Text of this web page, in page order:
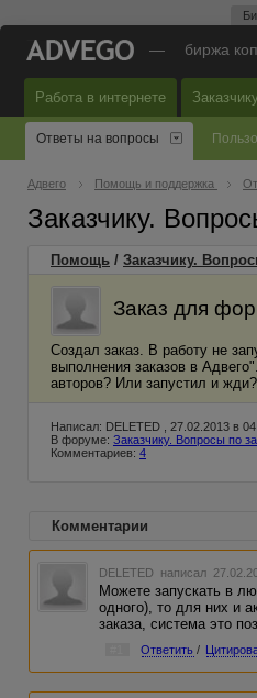
— биржа
Работа в интернете Заказчику
Ответы на вопросы
Адвего Помощь и поддержка
Заказчику.
Помощь / Заказчику.
Заказ для
Создал заказ. В работу не
выполнения заказов в
авторов? Или запустил и жди?
Написал: DELETED , 27.02.2013 в
В форуме: Заказчику. Вопросы по
Комментариев: 4
Комментарии
DELETED написал
Можете запускать в
одного), то для них и
заказа, система это
Ответить /